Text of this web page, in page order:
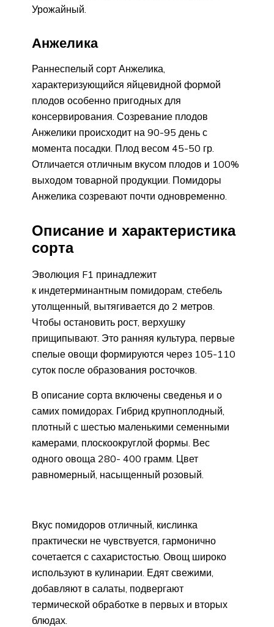
Урожайный.
Анжелика
Раннеспелый сорт Анжелика,
характеризующийся яйцевидной формой
плодов особенно пригодных для
консервирования. Созревание плодов
Анжелики происходит на 90-95 день с
момента посадки. Плод весом 45-50 гр.
Отличается отличным вкусом плодов и 100%
выходом товарной продукции. Помидоры
Анжелика созревают почти одновременно.
Описание и характеристика
сорта
Эволюция F1 принадлежит
к индетерминантным помидорам, стебель
утолщенный, вытягивается до 2 метров.
Чтобы остановить рост, верхушку
прищипывают. Это ранняя культура, первые
спелые овощи формируются через 105-110
суток после образования росточков.
В описание сорта включены сведенья и о
самих помидорах. Гибрид крупноплодный,
плотный с шестью маленькими семенными
камерами, плоскоокруглой формы. Вес
одного овоща 280- 400 грамм. Цвет
равномерный, насыщенный розовый.
Вкус помидоров отличный, кислинка
практически не чувствуется, гармонично
сочетается с сахаристостью. Овощ широко
используют в кулинарии. Едят свежими,
добавляют в салаты, подвергают
термической обработке в первых и вторых
блюдах.